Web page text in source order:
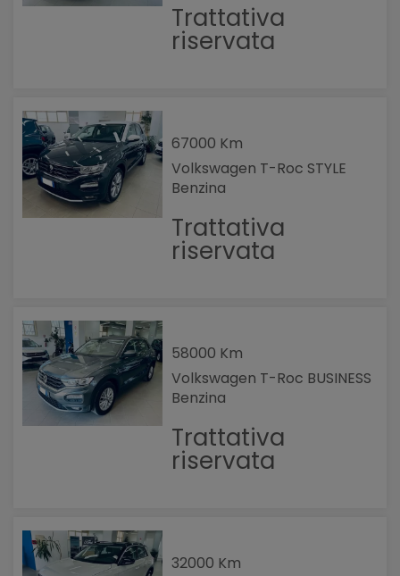
Trattativa
riservata
67000 Km
Volkswagen T-Roc STYLE
Benzina
Trattativa
riservata
58000 Km
Volkswagen T-Roc BUSINESS
Benzina
Trattativa
riservata
32000 Km